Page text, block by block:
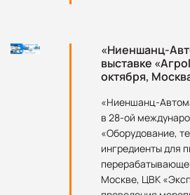
«Ниеншанц-
выставке
октября,
«Ниеншанц-
в 28-ой
«Оборудование,
ингредиенты для
Москве, ЦВК